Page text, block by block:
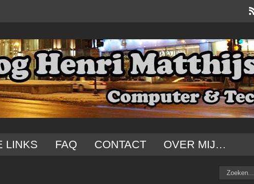
LINKS FAQ CONTACT OVER MIJ…
Zoeken
naar: